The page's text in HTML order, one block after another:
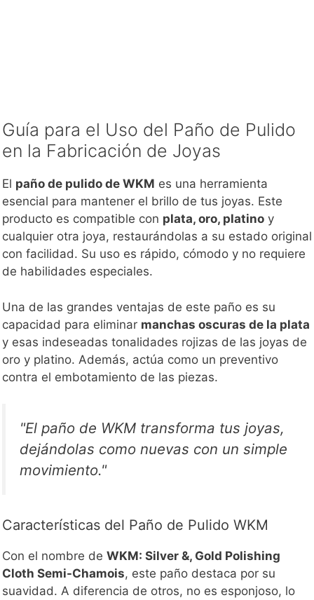
Guía para el Uso del Paño de Pulido
en la Fabricación de Joyas
El paño de pulido de WKM es una herramienta
esencial para mantener el brillo de tus joyas. Este
producto es compatible con plata, oro, platino y
cualquier otra joya, restaurándolas a su estado original
con facilidad. Su uso es rápido, cómodo y no requiere
de habilidades especiales.
Una de las grandes ventajas de este paño es su
capacidad para eliminar manchas oscuras de la plata
y esas indeseadas tonalidades rojizas de las joyas de
oro y platino. Además, actúa como un preventivo
contra el embotamiento de las piezas.
"El paño de WKM transforma tus joyas,
dejándolas como nuevas con un simple
movimiento."
Características del Paño de Pulido WKM
Con el nombre de WKM: Silver &, Gold Polishing
Cloth Semi-Chamois, este paño destaca por su
suavidad. A diferencia de otros, no es esponjoso, lo